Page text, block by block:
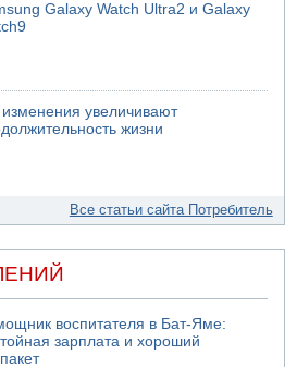
Galaxy Watch Ultra2 и Galaxy
изменения увеличивают
жизни
Все статьи сайта Потребитель
воспитателя в Бат-Яме:
зарплата и хороший